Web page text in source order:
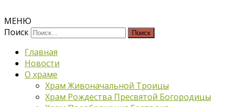
МЕНЮ
Поиск
Главная
Новости
О храме
Храм Живоначальной Троицы
Храм Рождества Пресвятой Богородицы